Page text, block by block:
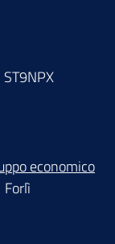
economico
Forlì